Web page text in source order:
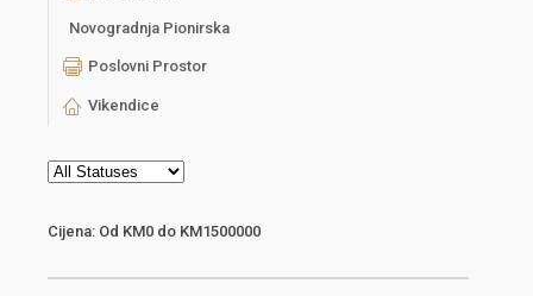
Novogradnja Pionirska
Poslovni Prostor
Vikendice
Cijena: Od KM0 do KM1500000